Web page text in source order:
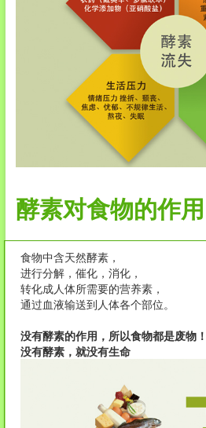
酵素对食物的作用
食物中含天然酵素，
进行分解，催化，消化，
转化成人体所需要的营养素，
通过血液输送到人体各个部位。
没有酵素的作用，所以食物都是废物！
没有酵素，就没有生命